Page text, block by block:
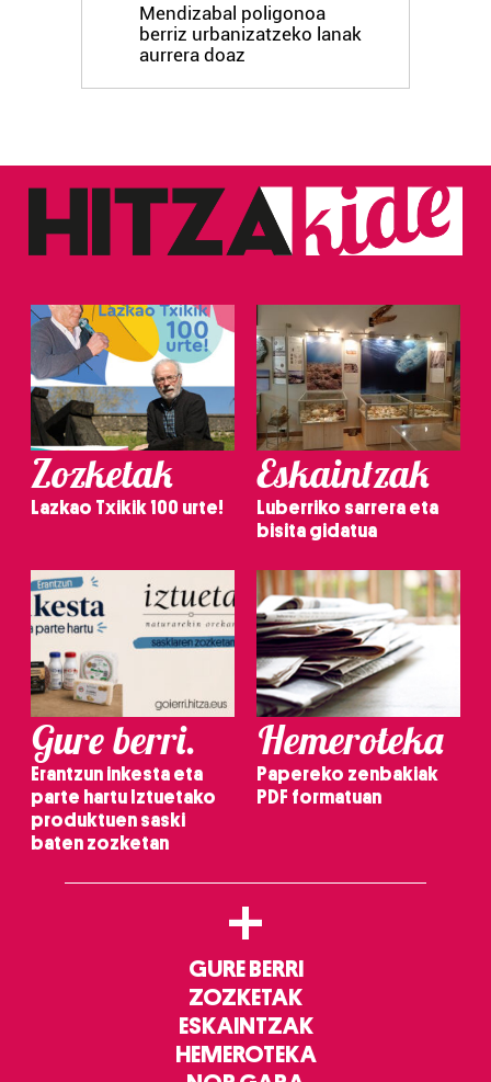
Mendizabal poligonoa
berriz urbanizatzeko lanak
aurrera doaz
Zozketak
Lazkao Txikik 100 urte!
Eskaintzak
Luberriko sarrera eta
bisita gidatua
Gure berri.
Erantzun inkesta eta
parte hartu Iztuetako
produktuen saski
baten zozketan
Hemeroteka
Papereko zenbakiak
PDF formatuan
+
GURE BERRI
ZOZKETAK
ESKAINTZAK
HEMEROTEKA